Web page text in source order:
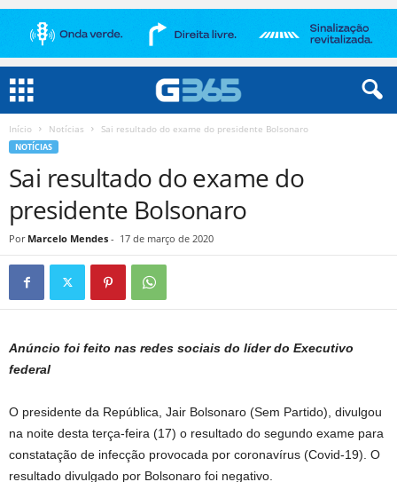
Início Notícias Sai resultado do exame do presidente Bolsonaro
NOTÍCIAS
Sai resultado do exame do
presidente Bolsonaro
Por Marcelo Mendes - 17 de março de 2020
Anúncio foi feito nas redes sociais do líder do Executivo
federal
O presidente da República, Jair Bolsonaro (Sem Partido), divulgou
na noite desta terça-feira (17) o resultado do segundo exame para
constatação de infecção provocada por coronavírus (Covid-19). O
resultado divulgado por Bolsonaro foi negativo.